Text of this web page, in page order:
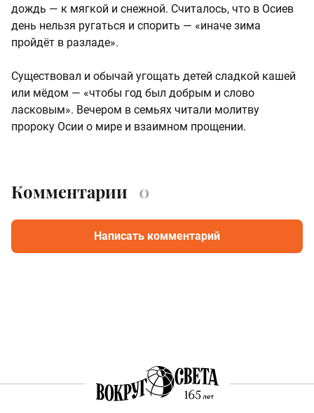
дождь — к мягкой и снежной. Считалось, что в Осиев
день нельзя ругаться и спорить — «иначе зима
пройдёт в разладе».
Существовал и обычай угощать детей сладкой кашей
или мёдом — «чтобы год был добрым и слово
ласковым». Вечером в семьях читали молитву
пророку Осии о мире и взаимном прощении.
Комментарии 0
Написать комментарий